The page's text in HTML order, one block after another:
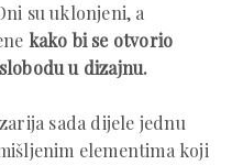
su uklonjeni, a
kako bi se otvorio
u dizajnu.
sada dijele jednu
elementima koji